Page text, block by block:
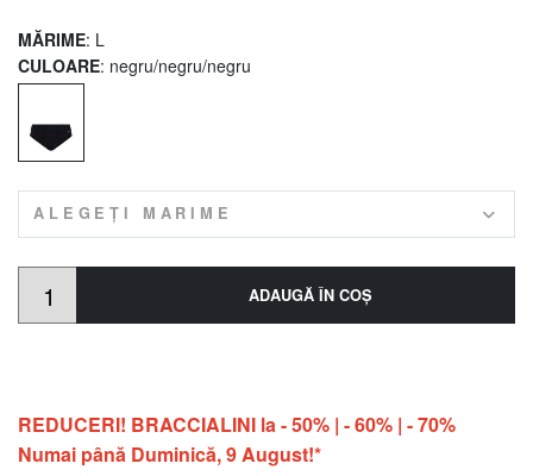
MĂRIME: L
CULOARE: negru/negru/negru
ALEGEȚI MARIME
ADAUGĂ ÎN COŞ
REDUCERI! BRACCIALINI la - 50% | - 60% | - 70%
Numai până Duminică, 9 August!*